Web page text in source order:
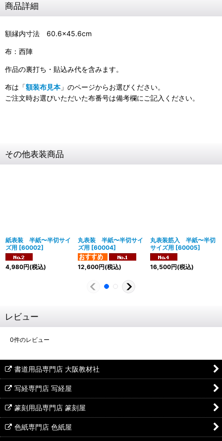
商品詳細
額縁内寸法 60.6×45.6cm
布：西陣
作品の裏打ち・貼込み代を含みます。
布は「額装布見本」のページからお選びください。
ご注文時お選びいただいた布番号は備考欄にご記入ください。
その他表装商品
紙表装 半紙〜半切サイ
ズ用 [60002]
4,980円(税込)
丸表装 半紙〜半切サイ
ズ用 [60004]
12,600円(税込)
丸表装筋入 半紙〜半切
サイズ用 [60005]
16,500円(税込)
レビュー
0件のレビュー
書道用品専門店 大阪教材社
写経専門店 写経屋
篆刻用品専門店 篆刻屋
色紙専門店 色紙屋